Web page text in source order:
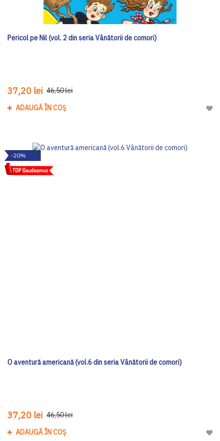
Pericol pe Nil (vol. 2 din seria Vânătorii de comori)
37,20 lei 46,50 lei
ADAUGĂ ÎN COȘ
-20%
O aventură americană (vol.6 din seria Vânătorii de comori)
37,20 lei 46,50 lei
ADAUGĂ ÎN COȘ